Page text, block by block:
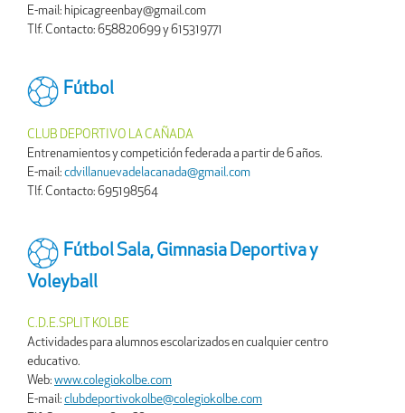
E-mail: hipicagreenbay@gmail.com
Tlf. Contacto: 658820699 y 615319771
Fútbol
CLUB DEPORTIVO LA CAÑADA
Entrenamientos y competición federada a partir de 6 años.
E-mail: cdvillanuevadelacanada@gmail.com
Tlf. Contacto: 695198564
Fútbol Sala, Gimnasia Deportiva y
Voleyball
C.D.E.SPLIT KOLBE
Actividades para alumnos escolarizados en cualquier centro
educativo.
Web: www.colegiokolbe.com
E-mail: clubdeportivokolbe@colegiokolbe.com